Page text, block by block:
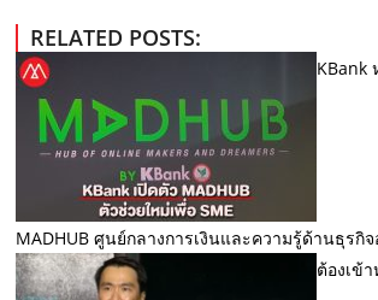
RELATED POSTS:
KBank
MADHUB ศูนย์กลางการเงินและความรู้ด้านธุรกิ
ต้องเข้